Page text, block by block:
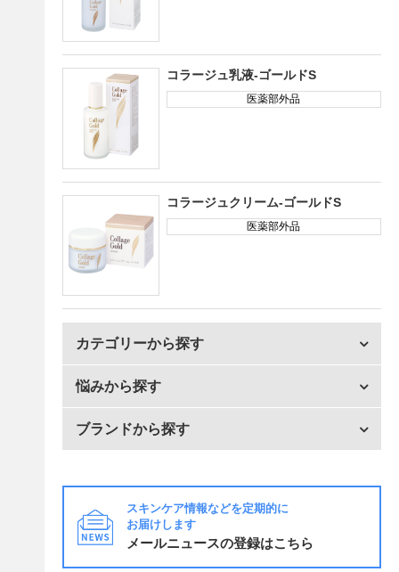
コラージュ乳液-ゴールドS
医薬部外品
コラージュクリーム-ゴールドS
医薬部外品
カテゴリーから探す
悩みから探す
ブランドから探す
スキンケア情報などを定期的に
お届けします
メールニュースの登録はこちら